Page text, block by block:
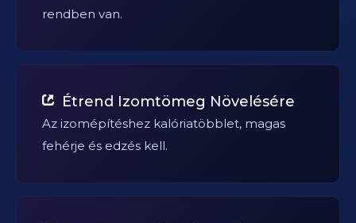
rendben van.
Étrend Izomtömeg Növelésére
Az izomépítéshez kalóriatöbblet, magas
fehérje és edzés kell.